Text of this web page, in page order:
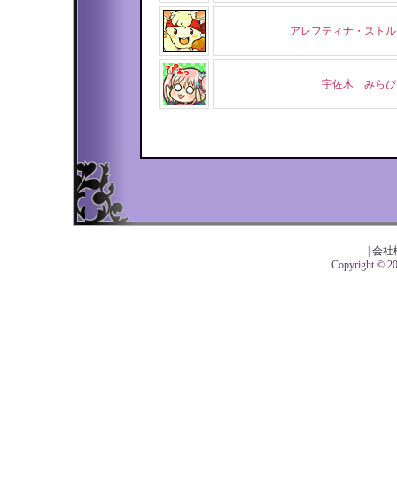
アレフティナ・スト
宇佐木 みらび
会社
Copyright ©